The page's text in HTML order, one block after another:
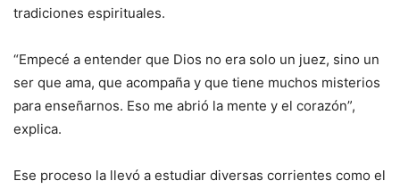
tradiciones espirituales.
“Empecé a entender que Dios no era solo un juez, sino un
ser que ama, que acompaña y que tiene muchos misterios
para enseñarnos. Eso me abrió la mente y el corazón”,
explica.
Ese proceso la llevó a estudiar diversas corrientes como el